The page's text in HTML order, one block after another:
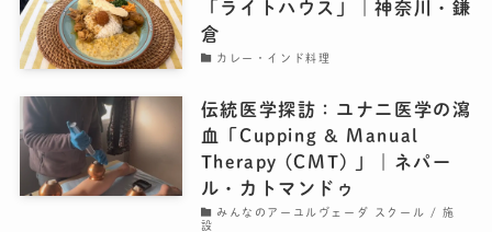
「ライトハウス」｜神奈川・鎌
倉
カレー・インド料理
伝統医学探訪：ユナニ医学の瀉
血「Cupping & Manual
Therapy (CMT) 」｜ネパー
ル・カトマンドゥ
みんなのアーユルヴェーダ スクール / 施
設